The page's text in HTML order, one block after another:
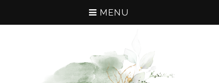
MENU